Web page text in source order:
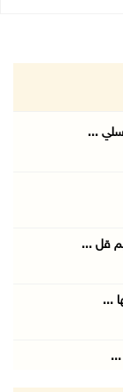
سلي ...
قل ...
...
...